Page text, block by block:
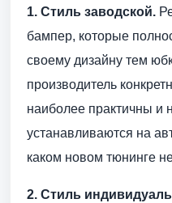
1. Стиль заводской.
бампер, которые
своему дизайну тем
производитель
наиболее практичны и
устанавливаются на
каком новом тюнинге
2. Стиль